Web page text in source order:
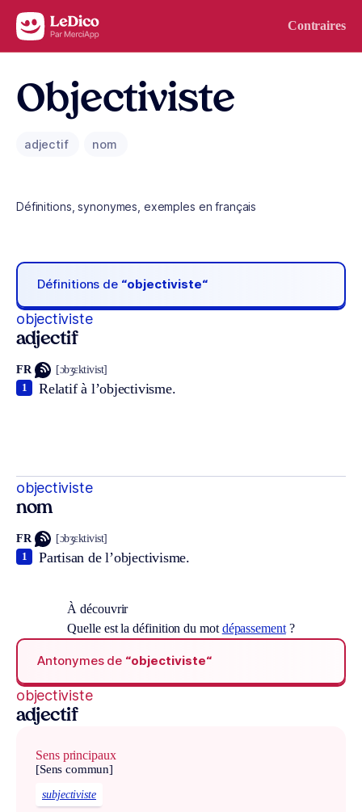
Aller au contenu Contraires
Objectiviste
adjectif nom
Définitions, synonymes, exemples en français
Définitions de “objectiviste“
objectiviste
adjectif
FR [ɔbʒɛktivist]
Relatif à l’objectivisme.
1
objectiviste
nom
FR [ɔbʒɛktivist]
Partisan de l’objectivisme.
1
À découvrir
Quelle est la définition du mot dépassement?
Antonymes de “objectiviste“
objectiviste
adjectif
Sens principaux
[Sens commun]
subjectiviste